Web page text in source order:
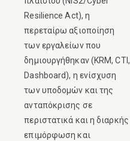
Resilience Act), η
περεταίρω αξιοποίηση
των εργαλείων που
δημιουργήθηκαν (KRM, CTI,
Dashboard), η ενίσχυση
των υποδομών και της
ανταπόκρισης σε
περιστατικά και η διαρκής
επιμόρφωση και